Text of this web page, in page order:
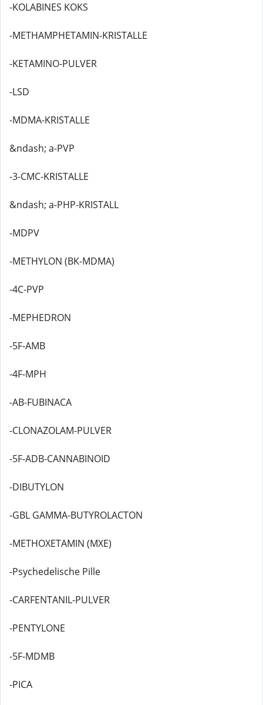
-KOLABINES KOKS
-METHAMPHETAMIN-KRISTALLE
-KETAMINO-PULVER
-LSD
-MDMA-KRISTALLE
&ndash; a-PVP
-3-CMC-KRISTALLE
&ndash; a-PHP-KRISTALL
-MDPV
-METHYLON (BK-MDMA)
-4C-PVP
-MEPHEDRON
-5F-AMB
-4F-MPH
-AB-FUBINACA
-CLONAZOLAM-PULVER
-5F-ADB-CANNABINOID
-DIBUTYLON
-GBL GAMMA-BUTYROLACTON
-METHOXETAMIN (MXE)
-Psychedelische Pille
-CARFENTANIL-PULVER
-PENTYLONE
-5F-MDMB
-PICA